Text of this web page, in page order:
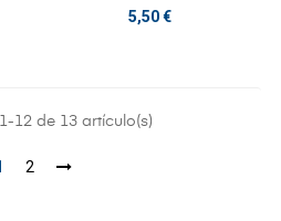
Precio
5,50 €
12 de 13 artículo(s)
2